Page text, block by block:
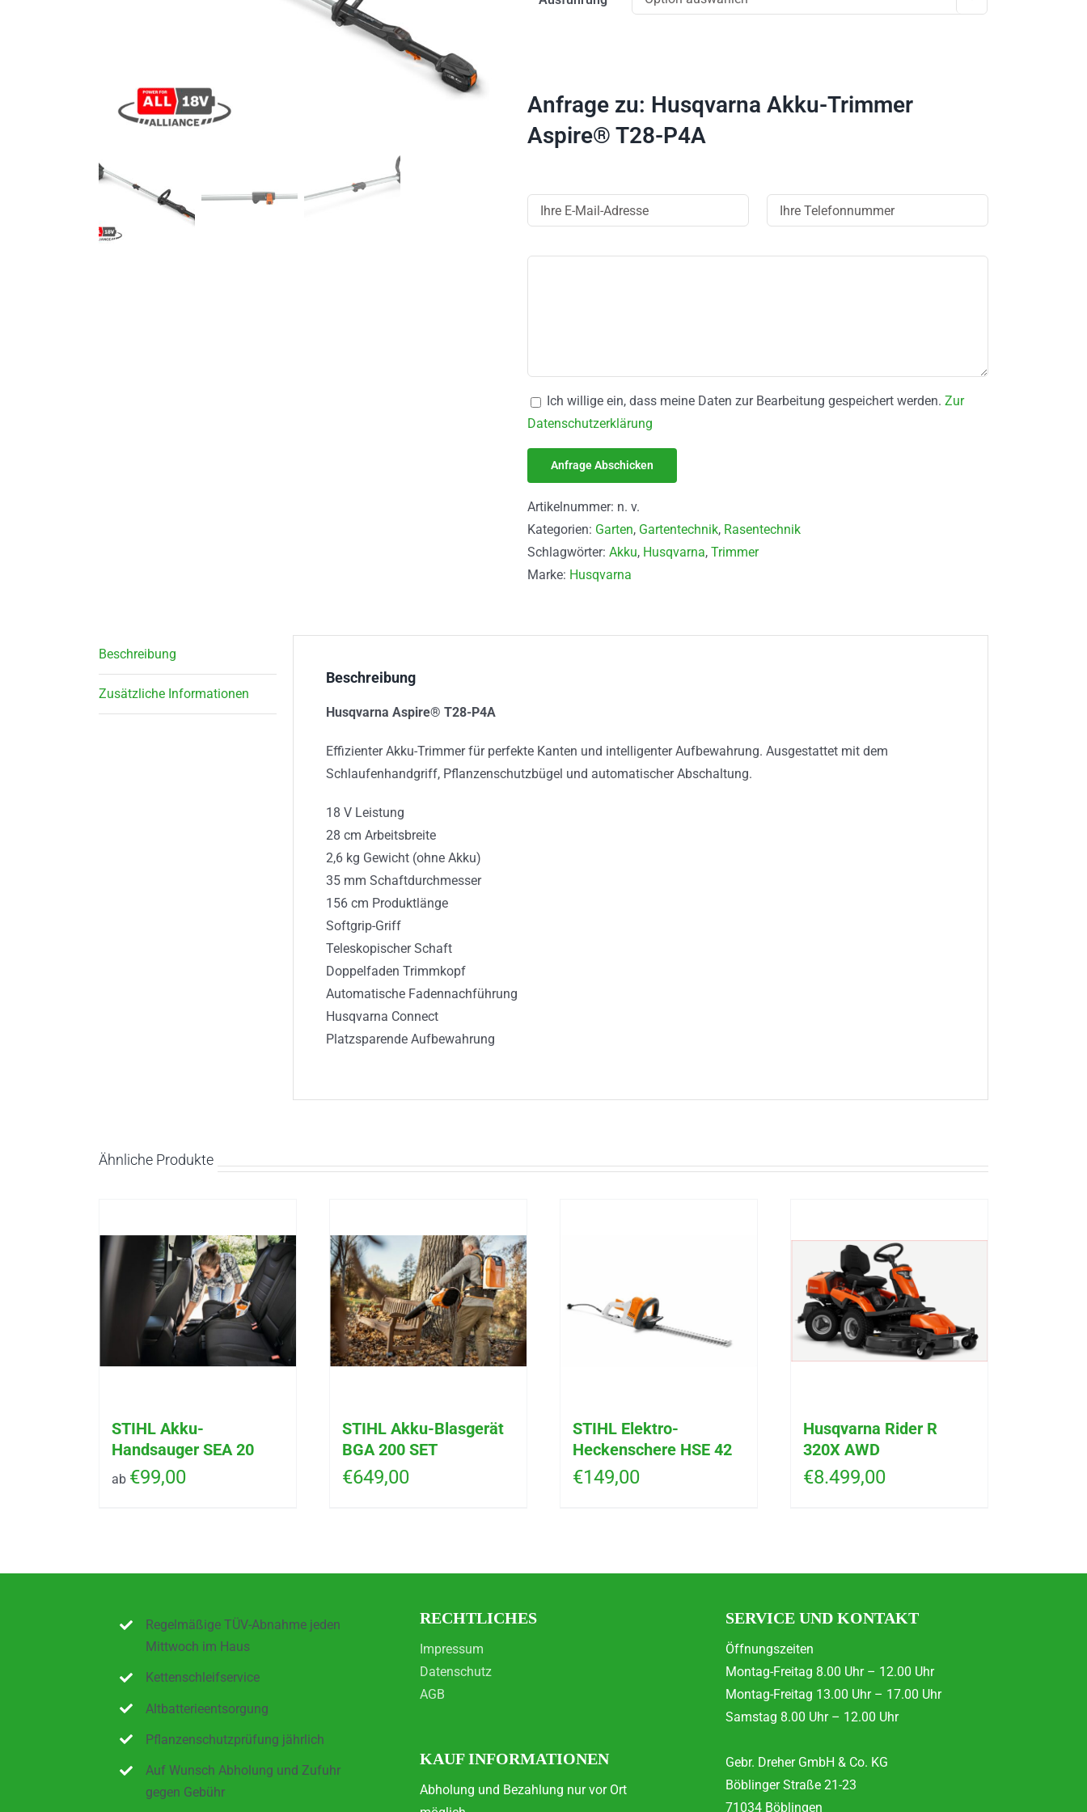
Anfrage zu: Husqvarna Akku-Trimmer
Aspire® T28-P4A
Ich willige ein, dass meine Daten zur Bearbeitung gespeichert werden. Zur
Datenschutzerklärung
Artikelnummer: n. v.
Kategorien: Garten, Gartentechnik, Rasentechnik
Schlagwörter: Akku, Husqvarna, Trimmer
Marke: Husqvarna
Beschreibung
Zusätzliche Informationen
Beschreibung
Husqvarna Aspire® T28-P4A
Effizienter Akku-Trimmer für perfekte Kanten und intelligenter Aufbewahrung. Ausgestattet mit dem
Schlaufenhandgriff, Pflanzenschutzbügel und automatischer Abschaltung.
18 V Leistung
28 cm Arbeitsbreite
2,6 kg Gewicht (ohne Akku)
35 mm Schaftdurchmesser
156 cm Produktlänge
Softgrip-Griff
Teleskopischer Schaft
Doppelfaden Trimmkopf
Automatische Fadennachführung
Husqvarna Connect
Platzsparende Aufbewahrung
Ähnliche Produkte
STIHL Akku-
Handsauger SEA 20
ab €99,00
STIHL Akku-Blasgerät
BGA 200 SET
€649,00
STIHL Elektro-
Heckenschere HSE 42
€149,00
Husqvarna Rider R
320X AWD
€8.499,00
Regelmäßige TÜV-Abnahme jeden
Mittwoch im Haus
Kettenschleifservice
Altbatterieentsorgung
Pflanzenschutzprüfung jährlich
Auf Wunsch Abholung und Zufuhr
gegen Gebühr
RECHTLICHES
Impressum
Datenschutz
AGB
KAUF INFORMATIONEN
Abholung und Bezahlung nur vor Ort
SERVICE UND KONTAKT
Öffnungszeiten
Montag-Freitag 8.00 Uhr – 12.00 Uhr
Montag-Freitag 13.00 Uhr – 17.00 Uhr
Samstag 8.00 Uhr – 12.00 Uhr
Gebr. Dreher GmbH & Co. KG
Böblinger Straße 21-23
71034 Böblingen